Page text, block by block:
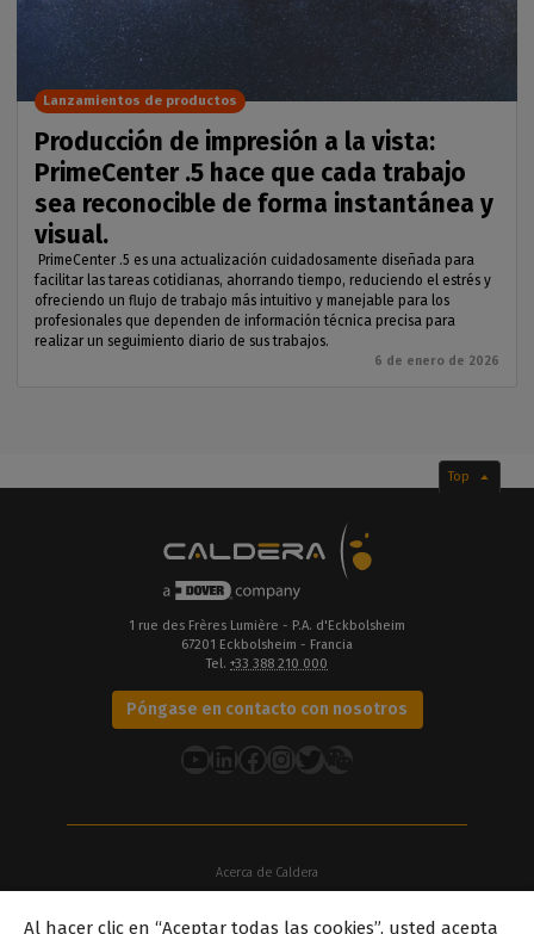
Producción de impresión a la vista:
PrimeCenter .5 hace que cada trabajo
sea reconocible de forma instantánea y
visual.
PrimeCenter .5 es una actualización cuidadosamente diseñada para
facilitar las tareas cotidianas, ahorrando tiempo, reduciendo el estrés y
ofreciendo un flujo de trabajo más intuitivo y manejable para los
profesionales que dependen de información técnica precisa para
realizar un seguimiento diario de sus trabajos.
6 de enero de 2026
Lanzamientos de productos
Top
1 rue des Frères Lumière - P.A. d'Eckbolsheim
67201 Eckbolsheim - Francia
Tel. +33 388 210 000
Póngase en contacto con nosotros
YouTube
LinkedIn
Facebook
Instagram
Twitter
Acerca de Caldera
Al hacer clic en “Aceptar todas las cookies”, usted acepta